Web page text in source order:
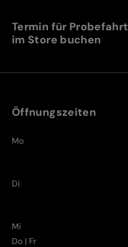
Termin für Probefahrt
im Store buchen
Öffnungszeiten
Mo
Di
Mi
Do | Fr